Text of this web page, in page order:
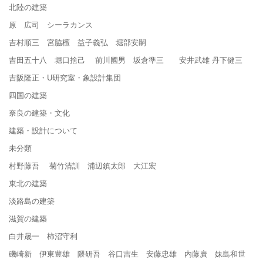
北陸の建築
原 広司 シーラカンス
吉村順三 宮脇檀 益子義弘 堀部安嗣
吉田五十八 堀口捨己 前川國男 坂倉準三 安井武雄 丹下健三
吉阪隆正・U研究室・象設計集団
四国の建築
奈良の建築・文化
建築・設計について
未分類
村野藤吾 菊竹清訓 浦辺鎮太郎 大江宏
東北の建築
淡路島の建築
滋賀の建築
白井晟一 柿沼守利
磯崎新 伊東豊雄 隈研吾 谷口吉生 安藤忠雄 内藤廣 妹島和世